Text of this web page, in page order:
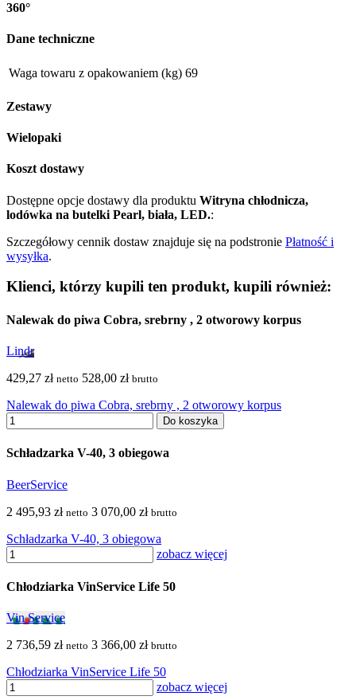
360°
Dane techniczne
Waga towaru z opakowaniem (kg) 69
Zestawy
Wielopaki
Koszt dostawy
Dostępne opcje dostawy dla produktu Witryna chłodnicza,
lodówka na butelki Pearl, biała, LED.:
Szczegółowy cennik dostaw znajduje się na podstronie Płatność i
wysyłka.
Klienci, którzy kupili ten produkt, kupili również:
Nalewak do piwa Cobra, srebrny , 2 otworowy korpus
Lindr
429,27 zł netto 528,00 zł brutto
Nalewak do piwa Cobra, srebrny , 2 otworowy korpus
Do koszyka
Schładzarka V-40, 3 obiegowa
BeerService
2 495,93 zł netto 3 070,00 zł brutto
Schładzarka V-40, 3 obiegowa
zobacz więcej
Chłodziarka VinService Life 50
Vin Service
2 736,59 zł netto 3 366,00 zł brutto
Chłodziarka VinService Life 50
zobacz więcej